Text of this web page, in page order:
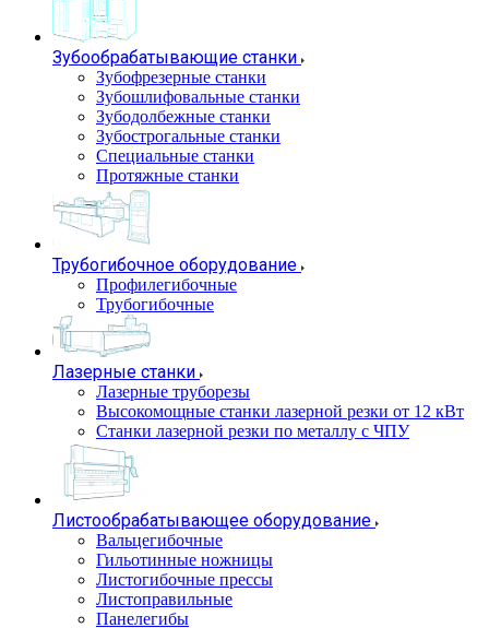
Зубообрабатывающие станки
Зубофрезерные станки
Зубошлифовальные станки
Зубодолбежные станки
Зубострогальные станки
Специальные станки
Протяжные станки
Трубогибочное оборудование
Профилегибочные
Трубогибочные
Лазерные станки
Лазерные труборезы
Высокомощные станки лазерной резки от 12 кВт
Станки лазерной резки по металлу с ЧПУ
Листообрабатывающее оборудование
Вальцегибочные
Гильотинные ножницы
Листогибочные прессы
Листоправильные
Панелегибы